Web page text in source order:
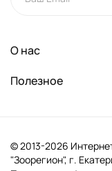
О нас
Полезное
© 2013-2026
"Зоорегион", г.